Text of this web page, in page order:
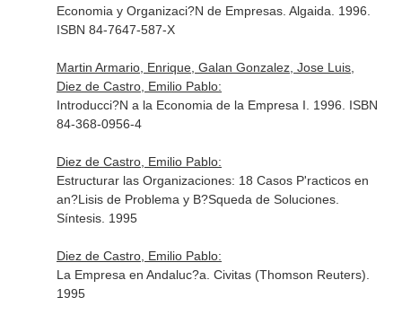
Economia y Organizaci?N de Empresas. Algaida. 1996.
ISBN 84-7647-587-X
Martin Armario, Enrique, Galan Gonzalez, Jose Luis,
Diez de Castro, Emilio Pablo:
Introducci?N a la Economia de la Empresa I. 1996. ISBN
84-368-0956-4
Diez de Castro, Emilio Pablo:
Estructurar las Organizaciones: 18 Casos P'racticos en
an?Lisis de Problema y B?Squeda de Soluciones.
Síntesis. 1995
Diez de Castro, Emilio Pablo:
La Empresa en Andaluc?a. Civitas (Thomson Reuters).
1995